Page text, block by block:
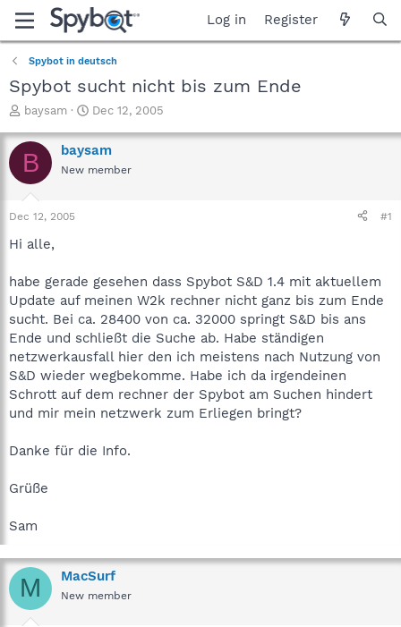
Log in Register
Spybot in deutsch
Spybot sucht nicht bis zum Ende
T
r
e
a
t
a
e
r
baysam
S
a
r
t
Dec 12, 2005
B baysam
New member
Dec 12, 2005 #1
Hi alle,
habe gerade gesehen dass Spybot S&D 1.4 mit aktuellem
Update auf meinen W2k rechner nicht ganz bis zum Ende
sucht. Bei ca. 28400 von ca. 32000 springt S&D bis ans
Ende und schließt die Suche ab. Habe ständigen
netzwerkausfall hier den ich meistens nach Nutzung von
S&D wieder wegbekomme. Habe ich da irgendeinen
Schrott auf dem rechner der Spybot am Suchen hindert
und mir mein netzwerk zum Erliegen bringt?
Danke für die Info.
Grüße
Sam
M MacSurf
New member